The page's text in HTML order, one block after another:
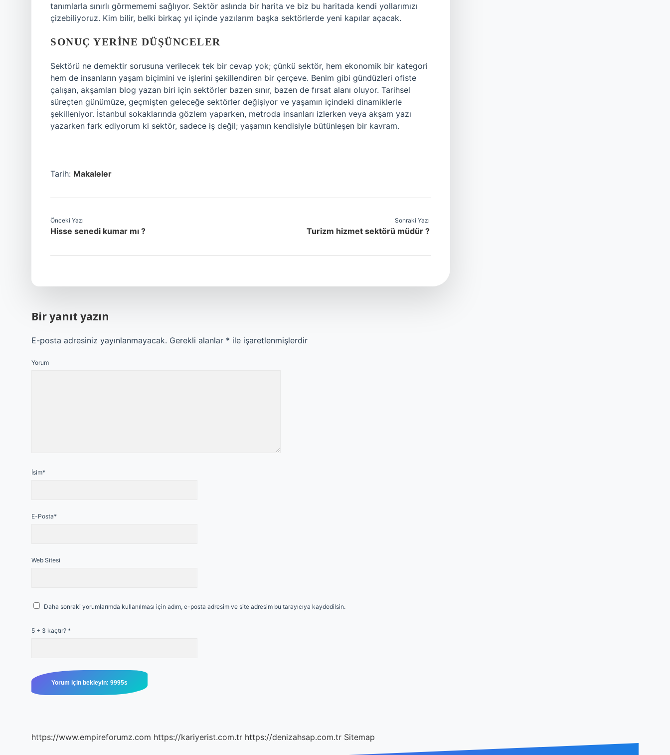
tanımlarla sınırlı görmememi sağlıyor. Sektör aslında bir harita ve biz bu haritada kendi yollarımızı
çizebiliyoruz. Kim bilir, belki birkaç yıl içinde yazılarım başka sektörlerde yeni kapılar açacak.
SONUÇ YERINE DÜŞÜNCELER
Sektörü ne demektir sorusuna verilecek tek bir cevap yok; çünkü sektör, hem ekonomik bir kategori
hem de insanların yaşam biçimini ve işlerini şekillendiren bir çerçeve. Benim gibi gündüzleri ofiste
çalışan, akşamları blog yazan biri için sektörler bazen sınır, bazen de fırsat alanı oluyor. Tarihsel
süreçten günümüze, geçmişten geleceğe sektörler değişiyor ve yaşamın içindeki dinamiklerle
şekilleniyor. İstanbul sokaklarında gözlem yaparken, metroda insanları izlerken veya akşam yazı
yazarken fark ediyorum ki sektör, sadece iş değil; yaşamın kendisiyle bütünleşen bir kavram.
Tarih: Makaleler
Önceki Yazı
Hisse senedi kumar mı ?
Sonraki Yazı
Turizm hizmet sektörü müdür ?
Bir yanıt yazın
E-posta adresiniz yayınlanmayacak. Gerekli alanlar * ile işaretlenmişlerdir
Yorum
İsim*
E-Posta*
Web Sitesi
Daha sonraki yorumlarımda kullanılması için adım, e-posta adresim ve site adresim bu tarayıcıya kaydedilsin.
5 + 3 kaçtır? *
https://www.empireforumz.com https://kariyerist.com.tr https://denizahsap.com.tr Sitemap